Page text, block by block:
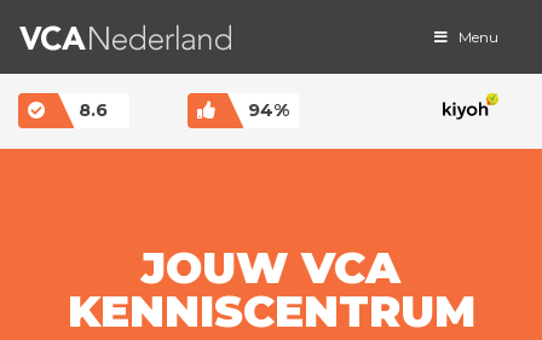
MAIN NAVIGATION Menu
8.6 94%
JOUW VCA
KENNISCENTRUM